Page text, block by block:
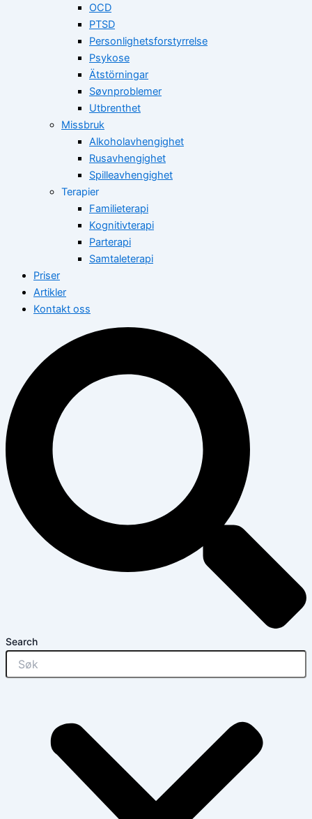
OCD
PTSD
Personlighetsforstyrrelse
Psykose
Ätstörningar
Søvnproblemer
Utbrenthet
Missbruk
Alkoholavhengighet
Rusavhengighet
Spilleavhengighet
Terapier
Familieterapi
Kognitivterapi
Parterapi
Samtaleterapi
Priser
Artikler
Kontakt oss
Search